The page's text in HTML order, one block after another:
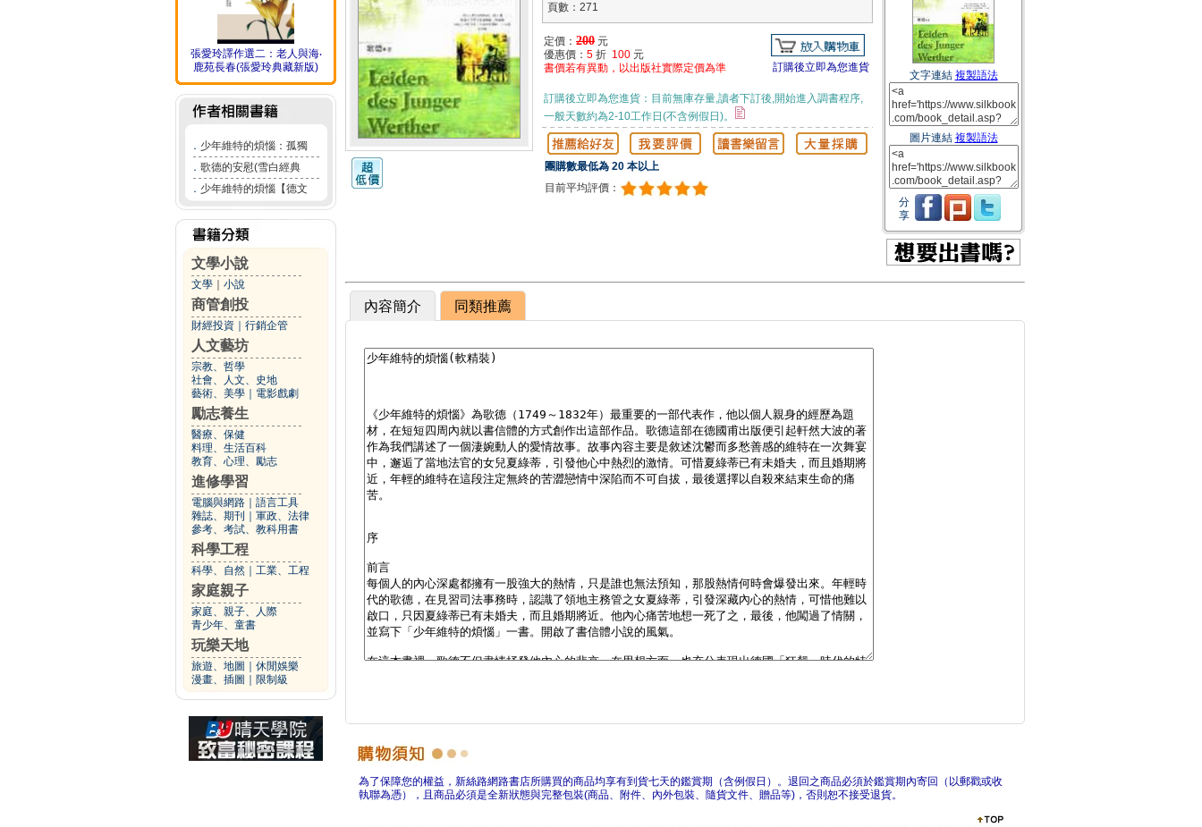
張愛玲譯作選二：老人與海‧
鹿苑長春(張愛玲典藏新版)
． 少年維特的煩惱：孤獨
． 歌德的安慰(雪白經典
． 少年維特的煩惱【德文
文學小說
文學 小說
商管創投
財經投資 行銷企管
人文藝坊
宗教、哲學
社會、人文、史地
藝術、美學
電影戲劇
勵志養生
醫療、保健
料理、生活百科
教育、心理、勵志
進修學習
電腦與網路
語言工具
雜誌、期刊
軍政、法律
參考、考試、教科用書
科學工程
科學、自然 工業、工程
家庭親子
家庭、親子、人際
青少年、童書
玩樂天地
旅遊、地圖
休閒娛樂
漫畫、插圖
限制級
頁數：271
定價： 200 元
優惠價： 5 折 100 元
書價若有異動，以出版社實際定價為準
訂購後立即為您進貨
訂購後立即為您進貨：目前無庫存量,讀者下訂後,開始進入調書程序,
一般天數約為2-10工作日(不含例假日)。
團購數最低為 20 本以上
目前平均評價：
文字連結 複製語法
圖片連結 複製語法
分
享
內容簡介 同類推薦
為了保障您的權益，新絲路網路書店所購買的商品均享有到貨七天的鑑賞期（含例假日）。退回之商品必須於鑑賞期內寄回（以郵戳或收
執聯為憑），且商品必須是全新狀態與完整包裝(商品、附件、內外包裝、隨貨文件、贈品等)，否則恕不接受退貨。